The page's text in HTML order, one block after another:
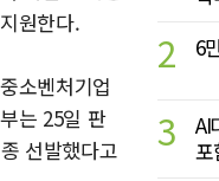
지원한다.
중소벤처기업
부는 25일 판
선발했다고
2 6
3
AI
포